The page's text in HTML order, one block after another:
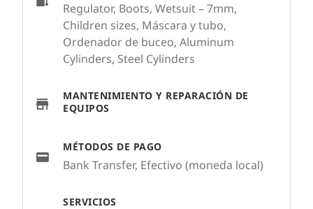
SERVICIOS
Regulator, Boots, Wetsuit – 7mm,
Children sizes, Máscara y tubo,
Ordenador de buceo, Aluminum
Cylinders, Steel Cylinders
MANTENIMIENTO Y REPARACIÓN DE
EQUIPOS
MÉTODOS DE PAGO
Bank Transfer, Efectivo (moneda local)